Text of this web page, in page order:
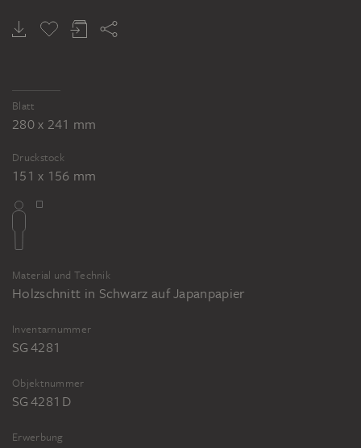
Blatt
280 x 241 mm
Druckstock
151 x 156 mm
Material und Technik
Holzschnitt in Schwarz auf Japanpapier
Inventarnummer
SG 4281
Objektnummer
SG 4281 D
Erwerbung